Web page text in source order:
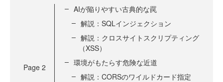
Page 2
AIが陥りやすい古典的な罠
解説：SQLインジェクション
解説：クロスサイトスクリプティング
（XSS）
環境がもたらす危険な近道
解説：CORSのワイルドカード指定